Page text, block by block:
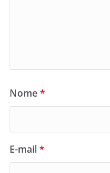
Nome*
E-mail*